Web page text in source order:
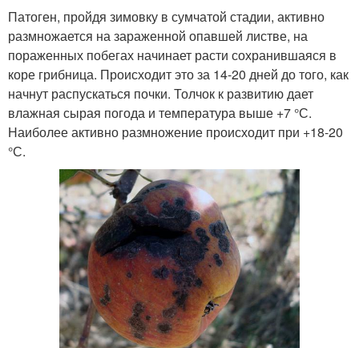
Патоген, пройдя зимовку в сумчатой стадии, активно
размножается на зараженной опавшей листве, на
пораженных побегах начинает расти сохранившаяся в
коре грибница. Происходит это за 14-20 дней до того, как
начнут распускаться почки. Толчок к развитию дает
влажная сырая погода и температура выше +7 °С.
Наиболее активно размножение происходит при +18-20
°С.